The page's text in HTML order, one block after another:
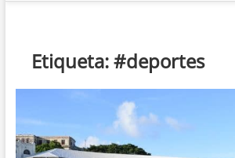
Etiqueta:#deportes